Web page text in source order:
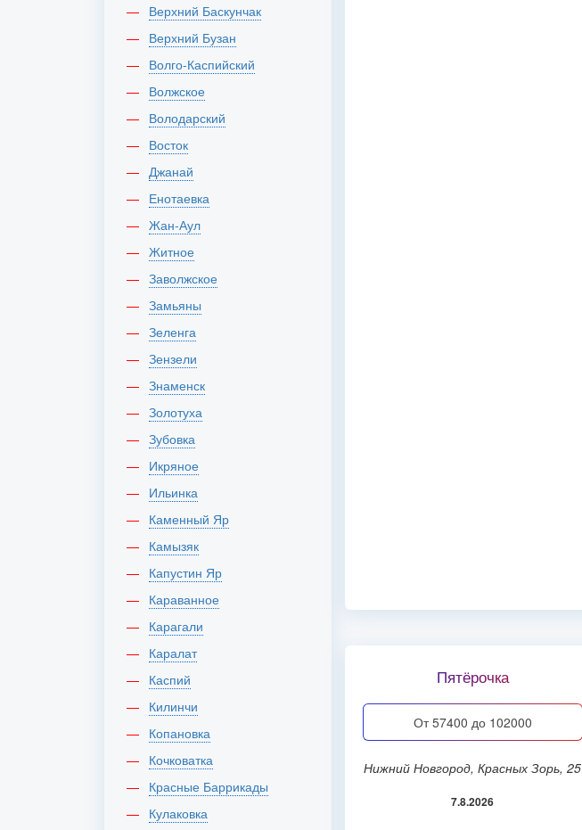
Пятёрочка
от 57400 до 102000
Нижний Новгород, Красных Зорь, 25
7.8.2026
Верхний Баскунчак
Верхний Бузан
Волго-Каспийский
Волжское
Володарский
Восток
Джанай
Енотаевка
Жан-Аул
Житное
Заволжское
Замьяны
Зеленга
Зензели
Знаменск
Золотуха
Зубовка
Икряное
Ильинка
Каменный Яр
Камызяк
Капустин Яр
Караванное
Карагали
Каралат
Каспий
Килинчи
Копановка
Кочковатка
Красные Баррикады
Кулаковка